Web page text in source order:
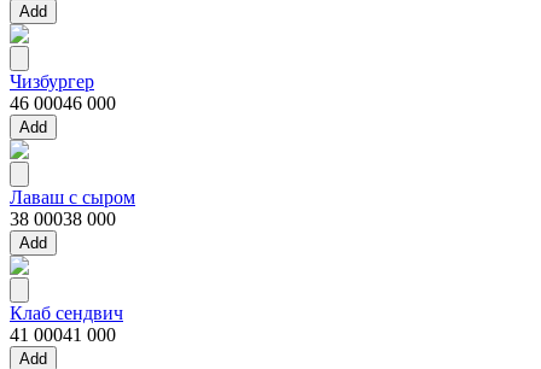
Add
Чизбургер
46 00046 000
Add
Лаваш с сыром
38 00038 000
Add
Клаб сендвич
41 00041 000
Add